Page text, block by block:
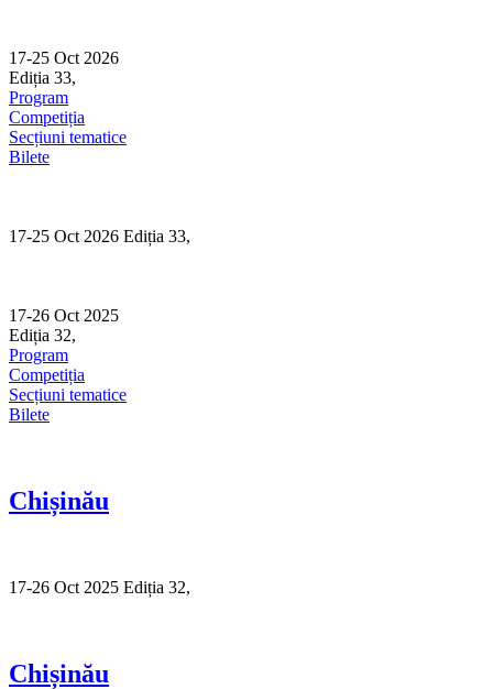
content
17-25 Oct 2026
Ediția 33,
Program
Competiția
Secțiuni tematice
Bilete
17-25 Oct 2026 Ediția 33,
17-26 Oct 2025
Ediția 32,
Program
Competiția
Secțiuni tematice
Bilete
Chișinău
17-26 Oct 2025 Ediția 32,
Chișinău